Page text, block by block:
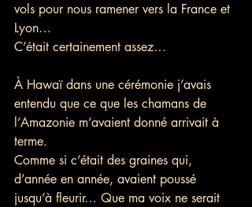
vols pour nous ramener vers la France et
Lyon…
C’était certainement assez…
À Hawaï dans une cérémonie j’avais
entendu que ce que les chamans de
l’Amazonie m’avaient donné arrivait à
terme.
Comme si c’était des graines qui,
d’année en année, avaient poussé
jusqu’à fleurir… Que ma voix ne serait